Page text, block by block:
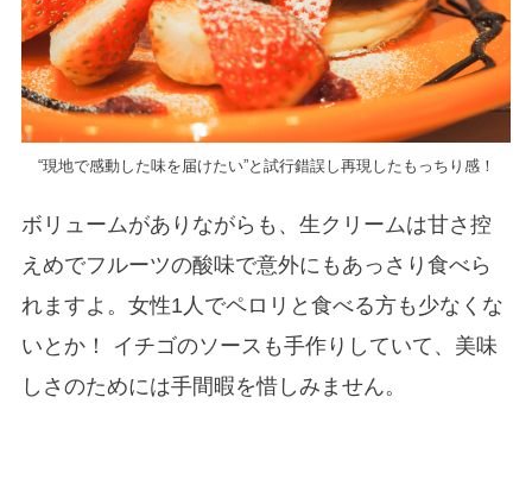
“現地で感動した味を届けたい”と試行錯誤し再現したもっちり感！
ボリュームがありながらも、生クリームは甘さ控
えめでフルーツの酸味で意外にもあっさり食べら
れますよ。女性1人でペロリと食べる方も少なくな
いとか！ イチゴのソースも手作りしていて、美味
しさのためには手間暇を惜しみません。